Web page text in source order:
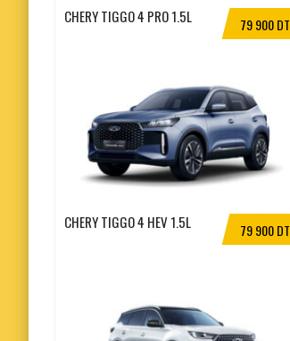
79 900 DT
CHERY TIGGO 4 PRO 1.5L
79 900 DT
CHERY TIGGO 4 HEV 1.5L